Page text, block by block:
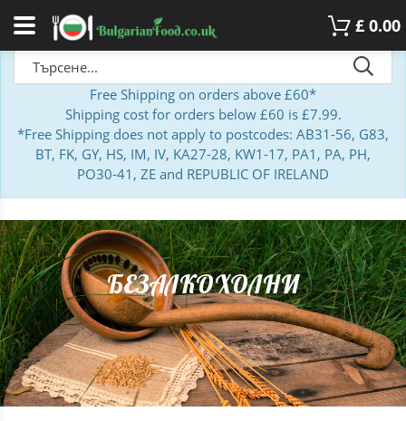
£ 0.00
Free Shipping on orders above £60*
Shipping cost for orders below £60 is £7.99.
*Free Shipping does not apply to postcodes: AB31-56, G83,
BT, FK, GY, HS, IM, IV, KA27-28, KW1-17, PA1, PA, PH,
PO30-41, ZE and REPUBLIC OF IRELAND
БЕЗАЛКОХОЛНИ